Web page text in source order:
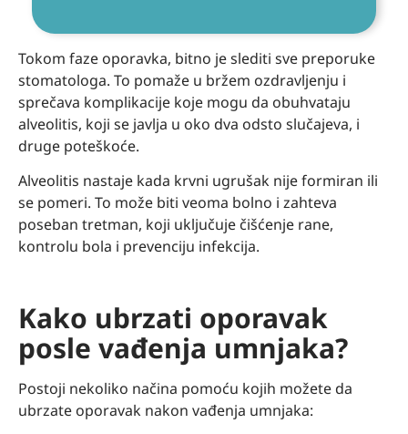
Tokom faze oporavka, bitno je slediti sve preporuke
stomatologa. To pomaže u bržem ozdravljenju i
sprečava komplikacije koje mogu da obuhvataju
alveolitis, koji se javlja u oko dva odsto slučajeva, i
druge poteškoće.
Alveolitis nastaje kada krvni ugrušak nije formiran ili
se pomeri. To može biti veoma bolno i zahteva
poseban tretman, koji uključuje čišćenje rane,
kontrolu bola i prevenciju infekcija.
Kako ubrzati oporavak
posle vađenja umnjaka?
Postoji nekoliko načina pomoću kojih možete da
ubrzate oporavak nakon vađenja umnjaka: